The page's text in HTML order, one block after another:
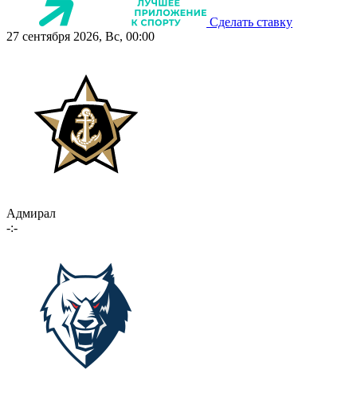
Сделать ставку
27 сентября 2026, Вс, 00:00
Адмирал
-:-